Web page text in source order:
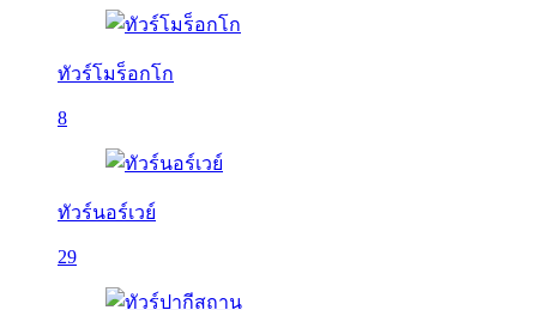
ทัวร์โมร็อกโก
8
ทัวร์นอร์เวย์
29